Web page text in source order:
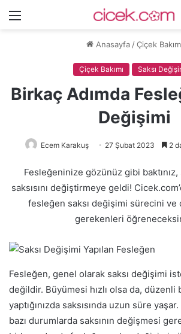
Menü
Anasayfa / Çiçek
Çiçek Bakımı Saksı
Birkaç Adımda
Değişimi
Ecem Karakuş 27 Şubat 2023 2
Fesleğeninize gözünüz gibi baktınız,
saksısını değiştirmeye geldi!
fesleğen saksı değişimi sürecini ve
gerekenleri
Fesleğen, genel olarak saksı değişimi
değildir. Büyümesi hızlı olsa da, düzenli
yaptığınızda saksısında uzun süre
bazı durumlarda saksının değişmesi